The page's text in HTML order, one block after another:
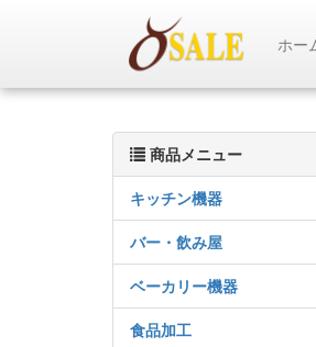
ホー
商品メニュー
キッチン機器
バー・飲み屋
ベーカリー機器
食品加工